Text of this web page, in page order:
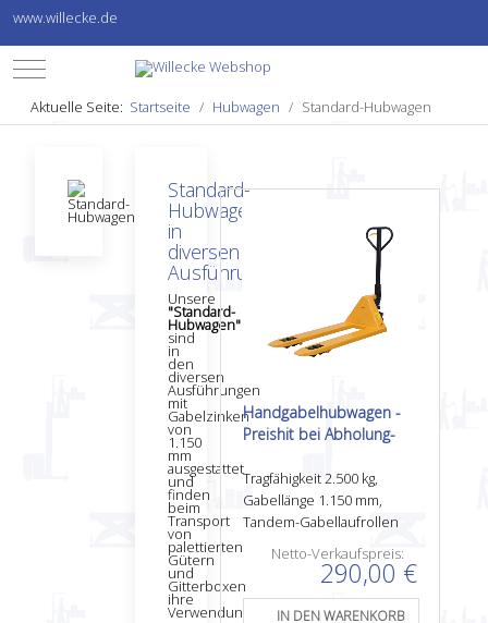
www.willecke.de
Mobile Menu Toggle
Aktuelle Seite: Startseite Hubwagen Standard-Hubwagen
Standard-
Hubwagen
in
diversen
Ausführungen
Unsere
"Standard-
Hubwagen"
sind
in
den
diversen
Ausführungen
mit
Gabelzinken
von
1.150
mm
ausgestattet
und
finden
beim
Transport
von
palettierten
Gütern
und
Gitterboxen
ihre
Verwendung.
Handgabelhubwagen -
Preishit bei Abholung-
Tragfähigkeit 2.500 kg,
Gabellänge 1.150 mm,
Tandem-Gabellaufrollen
Netto-Verkaufspreis:
290,00 €